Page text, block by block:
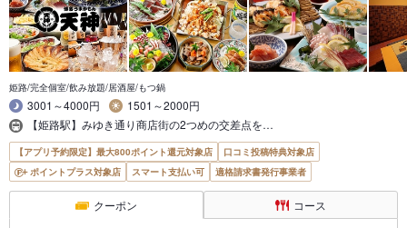
姫路/完全個室/飲み放題/居酒屋/もつ鍋
3001～4000円
1501～2000円
【姫路駅】みゆき通り商店街の2つめの交差点を…
【アプリ予約限定】最大800ポイント還元対象店
口コミ投稿特典対象店
ポイントプラス対象店
スマート支払い可 適格請求書発行事業者
クーポン コース